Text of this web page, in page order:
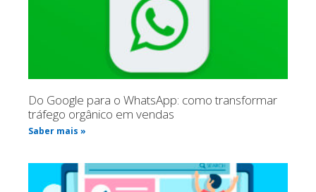
Do Google para o WhatsApp: como transformar
tráfego orgânico em vendas
Saber mais »